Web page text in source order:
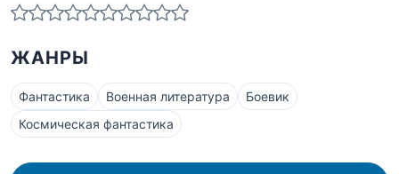
ЖАНРЫ
Фантастика Военная литература
Боевик
Космическая фантастика